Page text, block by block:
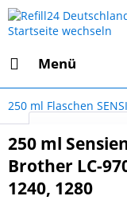
Menü
250 ml Flaschen
250 ml
Brother LC-
1240, 1280